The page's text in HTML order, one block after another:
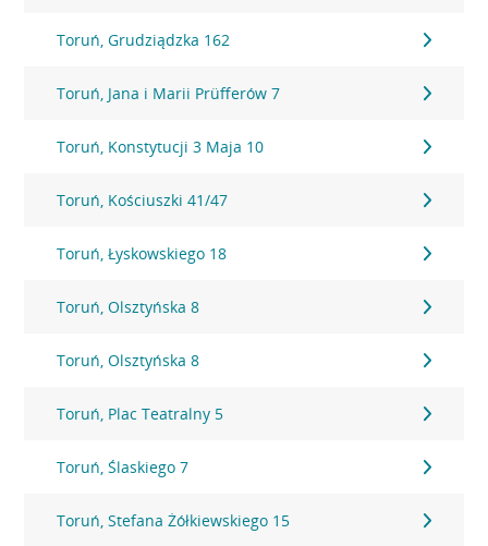
Toruń, Grudziądzka 162
Toruń, Jana i Marii Prüfferów 7
Toruń, Konstytucji 3 Maja 10
Toruń, Kościuszki 41/47
Toruń, Łyskowskiego 18
Toruń, Olsztyńska 8
Toruń, Olsztyńska 8
Toruń, Plac Teatralny 5
Toruń, Ślaskiego 7
Toruń, Stefana Żółkiewskiego 15